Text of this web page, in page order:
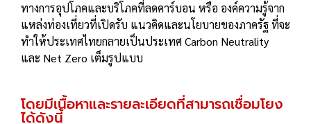
ทางการอุปโภคและบริโภคที่ลดคาร์บอน หรือ องค์ความรู้จาก
แหล่งท่องเที่ยวที่เปิดรับ แนวคิดและนโยบายของภาครัฐ ที่จะ
ทำให้ประเทศไทยกลายเป็นประเทศ Carbon Neutrality
และ Net Zero เต็มรูปแบบ
โดยมีเนื้อหาและรายละเอียดที่สามารถเชื่อมโยง
ได้ดังนี้